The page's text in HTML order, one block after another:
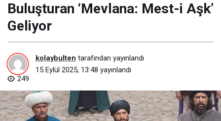
Buluşturan ‘Mevlana: Mest-i Aşk’
Geliyor
kolaybulten tarafından yayınlandı
15 Eylül 2025, 13:48 yayınlandı
249